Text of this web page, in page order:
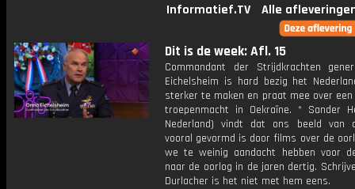
Informatief.TV
Alle
Dit is de week: Afl. 15
Commandant der Strijdkrachten
Eichelsheim is hard bezig het
sterker te maken en praat mee over een
troepenmacht in Oekraïne. * Sander
Nederland) vindt dat ons beeld van
vooral gevormd is door films over de
we te weinig aandacht hebben voor
naar de oorlog in de jaren dertig.
Durlacher is het niet met hem eens.